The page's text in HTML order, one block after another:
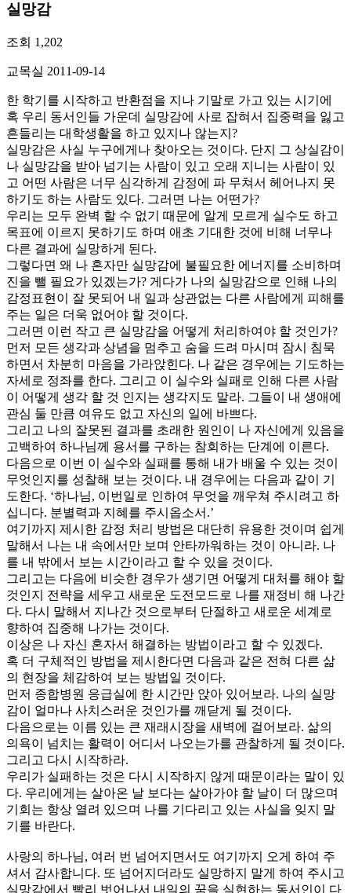
실망감
조회 1,202
교목실 2011-09-14
한 학기를 시작하고 반환점을 지나 기말로 가고 있는 시기에
혹 우리 동서인들 가운데 실망감에 사로 잡혀서 집중력을 잃고
흔들리는 대학생활을 하고 있지나 않는지?
실망감은 사실 누구에게나 찾아오는 것이다. 단지 그 상실감이
나 실망감을 받아 넘기는 사람이 있고 오래 지니는 사람이 있
고 어떤 사람은 너무 심각하게 감정에 파 무쳐서 헤어나지 못
하기도 하는 사람도 있다. 그러면 나는 어떤가?
우리는 모두 완벽 할 수 없기 때문에 알게 모르게 실수도 하고
목표에 이르지 못하기도 하며 애초 기대한 것에 비해 너무나
다른 결과에 실망하게 된다.
그렇다면 왜 나 혼자만 실망감에 불필요한 에너지를 소비하며
진을 뺄 필요가 있겠는가? 게다가 나의 실망감으로 인해 나의
감정표현이 잘 못되어 내 일과 상관없는 다른 사람에게 피해를
주는 일은 더욱 없어야 할 것이다.
그러면 이런 작고 큰 실망감을 어떻게 처리하여야 할 것인가?
먼저 모든 생각과 상념을 멈추고 숨을 드려 마시며 잠시 침묵
하면서 차분히 마음을 가라앉힌다. 나 같은 경우에는 기도하는
자세로 정좌를 한다. 그리고 이 실수와 실패로 인해 다른 사람
이 어떻게 생각 할 것 인지는 생각지도 말라. 그들이 내 생애에
관심 둘 만큼 여유도 없고 자신의 일에 바쁘다.
그리고 나의 잘못된 결과를 초래한 원인이 나 자신에게 있음을
고백하여 하나님께 용서를 구하는 참회하는 단계에 이른다.
다음으로 이번 이 실수와 실패를 통해 내가 배울 수 있는 것이
무엇인지를 성찰해 보는 것이다. 내 경우에는 다음과 같이 기
도한다. ‘하나님, 이번일로 인하여 무엇을 깨우쳐 주시려고 하
십니다. 분별력과 지혜를 주시옵소서.’
여기까지 제시한 감정 처리 방법은 대단히 유용한 것이며 쉽게
말해서 나는 내 속에서만 보며 안타까워하는 것이 아니라. 나
를 내 밖에서 보는 시간이라고 할 수 있을 것이다.
그리고는 다음에 비슷한 경우가 생기면 어떻게 대처를 해야 할
것인지 전략을 세우고 새로운 도전모드로 나를 재정비 해 나간
다. 다시 말해서 지나간 것으로부터 단절하고 새로운 세계로
향하여 집중해 나가는 것이다.
이상은 나 자신 혼자서 해결하는 방법이라고 할 수 있겠다.
혹 더 구체적인 방법을 제시한다면 다음과 같은 전혀 다른 삶
의 현장을 체감하여 보는 방법일 것이다.
먼저 종합병원 응급실에 한 시간만 앉아 있어보라. 나의 실망
감이 얼마나 사치스러운 것인가를 깨닫게 될 것이다.
다음으로는 이름 있는 큰 재래시장을 새벽에 걸어보라. 삶의
의욕이 넘치는 활력이 어디서 나오는가를 관찰하게 될 것이다.
그리고 다시 시작하라.
우리가 실패하는 것은 다시 시작하지 않게 때문이라는 말이 있
다. 우리에게는 살아온 날 보다는 살아가야 할 날이 더 많으며
기회는 항상 열려 있으며 나를 기다리고 있는 사실을 잊지 말
기를 바란다.
사랑의 하나님, 여러 번 넘어지면서도 여기까지 오게 하여 주
셔서 감사합니다. 또 넘어지더라도 실망하지 말게 하여 주시고
실망감에서 빨리 벗어나서 내일의 꿈을 실현하는 동서인이 다